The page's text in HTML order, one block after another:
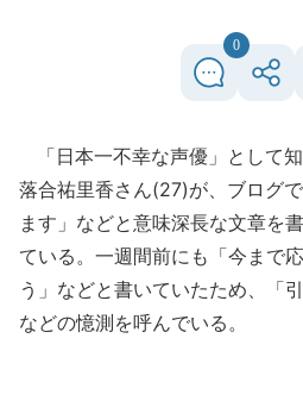
0
「日本一不幸な声優」として
落合祐里香さん(27)が、ブログ
ます」などと意味深長な文章を
ている。一週間前にも「今まで
う」などと書いていたため、「
などの憶測を呼んでいる。